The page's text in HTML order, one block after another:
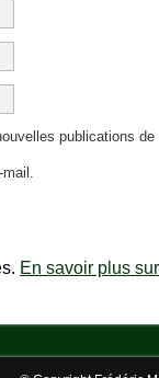
publications de
En savoir plus